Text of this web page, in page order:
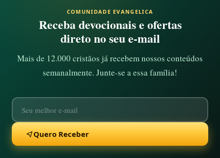
COMUNIDADE EVANGELICA
Receba devocionais e ofertas
direto no seu e-mail
Mais de 12.000 cristãos já recebem nossos conteúdos
semanalmente. Junte-se a essa família!
Quero Receber